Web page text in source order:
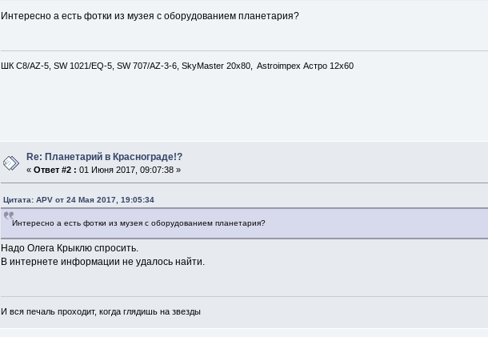
Интересно а есть фотки из музея с оборудованием планетария?
ШК С8/AZ-5, SW 1021/EQ-5, SW 707/AZ-3-6, SkyMaster 20x80, Astroimpex Астро 12х60
Re: Планетарий в Краснограде!?
«Ответ #2 : 01 Июня 2017, 09:07:38 »
Цитата: APV от 24 Мая 2017, 19:05:34
Интересно а есть фотки из музея с оборудованием планетария?
Надо Олега Крыклю спросить.
В интернете информации не удалось найти.
И вся печаль проходит, когда глядишь на звезды